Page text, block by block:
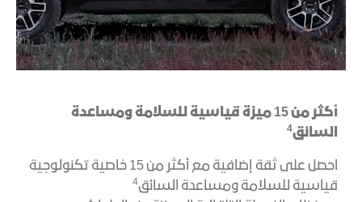
أكثر من 15 ميزة قياسية للسلامة ومساعدة
السائق4
احصل على ثقة إضافية مع أكثر من 15 خاصية تكنولوجية
قياسية للسلامة ومساعدة السائق4